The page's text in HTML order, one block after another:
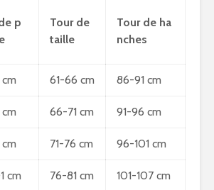
p
Tour de
taille
Tour de ha
nches
61-66 cm 86-91 cm
66-71 cm 91-96 cm
71-76 cm 96-101 cm
cm 76-81 cm 101-107 cm